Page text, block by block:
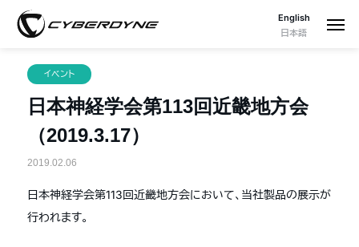
English
日本語
イベント
日本神経学会第113回近畿地方会
（2019.3.17）
2019.02.06
日本神経学会第113回近畿地方会において、当社製品の展示が
行われます。